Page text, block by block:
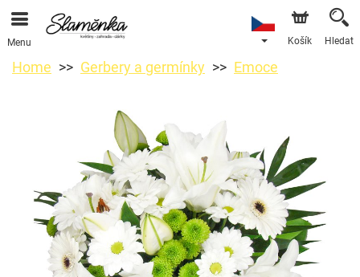
Menu Košík Hledat
Home Gerbery a germínky Emoce